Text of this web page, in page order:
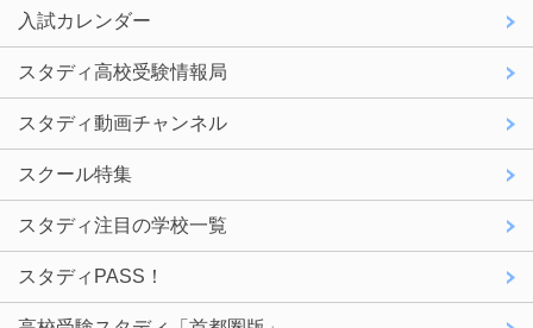
入試カレンダー
スタディ高校受験情報局
スタディ動画チャンネル
スクール特集
スタディ注目の学校一覧
スタディPASS！